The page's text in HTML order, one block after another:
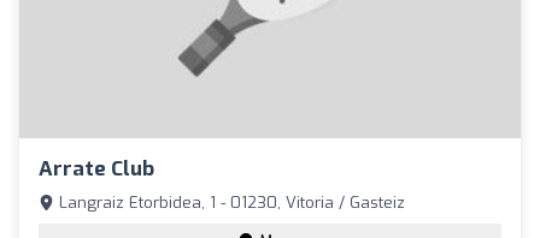
Arrate Club
Langraiz Etorbidea, 1 - 01230, Vitoria / Gasteiz